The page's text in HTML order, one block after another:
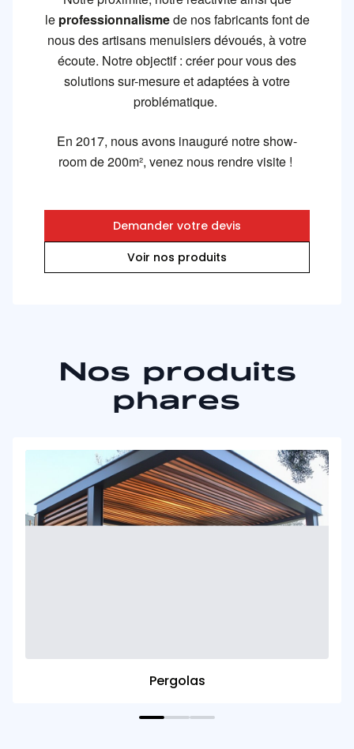
le professionnalismede nos fabricantsfont de
nous des artisans menuisiers dévoués, à votre
écoute. Notre objectif : créer pour vous des
solutions sur-mesure et adaptées à votre
problématique.
En 2017, nous avons inauguré notreshow-
room de 200m², venez nous rendre visite !
Demander votre devis
Voir nos produits
Nos produits
phares
Pergolas